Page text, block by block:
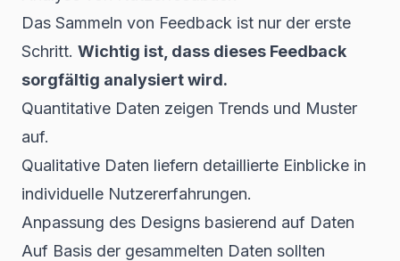
Das Sammeln von Feedback ist nur der erste
Schritt. Wichtig ist, dass dieses Feedback
sorgfältig analysiert wird.
Quantitative Daten zeigen Trends und Muster
auf.
Qualitative Daten liefern detaillierte Einblicke in
individuelle Nutzererfahrungen.
Anpassung des Designs basierend auf Daten
Auf Basis der gesammelten Daten sollten